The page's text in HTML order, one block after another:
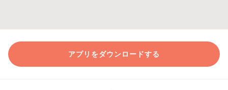
アプリをダウンロードする